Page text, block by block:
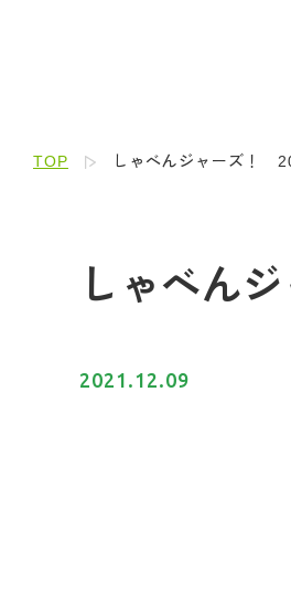
TOP しゃべんジャーズ！
しゃべん
2021.12.09